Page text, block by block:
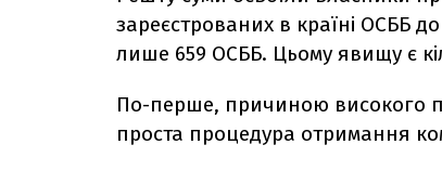
зареєстрованих в країні ОСББ
лише 659 ОСББ. Цьому явищу є
По-перше, причиною високого
проста процедура отримання